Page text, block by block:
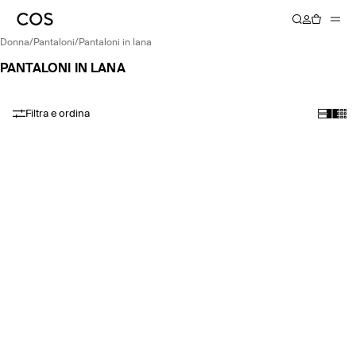
donna/ pantaloni/ pantaloni in lana
PANTALONI IN LANA
Filtra e ordina